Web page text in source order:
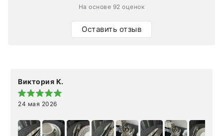
На основе 92 оценок
Оставить отзыв
Виктория К.
24 мая 2026